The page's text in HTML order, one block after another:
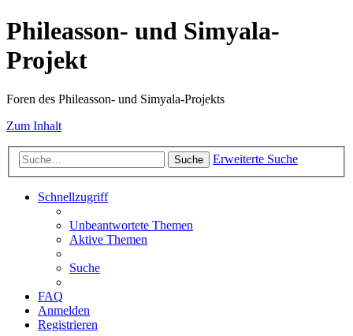
Phileasson- und Simyala-
Projekt
Foren des Phileasson- und Simyala-Projekts
Zum Inhalt
Suche Erweiterte Suche
Schnellzugriff
Unbeantwortete Themen
Aktive Themen
Suche
FAQ
Anmelden
Registrieren